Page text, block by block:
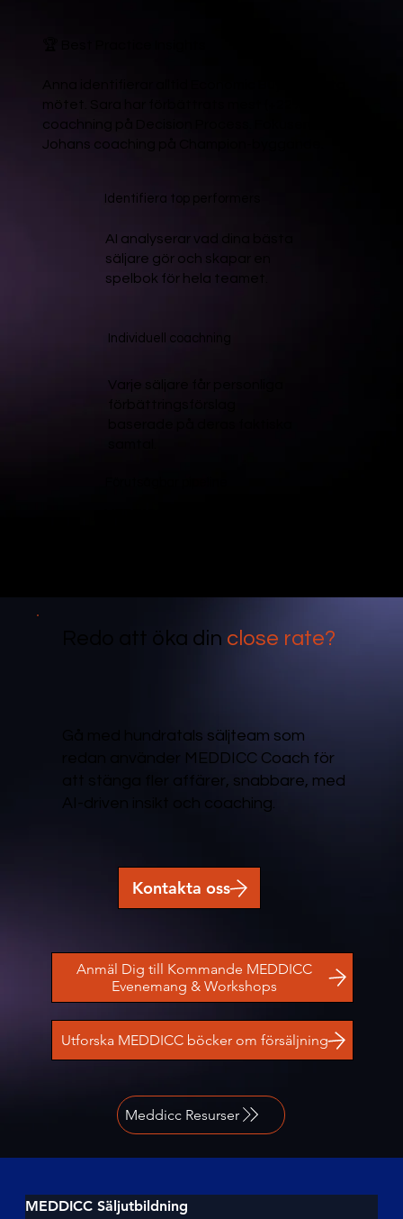
mötet. Sara har förbättrats mest (+22%) efter
coachning på Decision Process. Fokusera
Johans coaching på Champion-byggande.
Identifiera top performers
AI analyserar vad dina bästa
säljare gör och skapar en
spelbok för hela teamet.
Individuell coachning
Varje säljare får personliga
Redo att öka din close rate?
Gå med hundratals säljteam som
redan använder MEDDICC Coach för
att stänga fler affärer, snabbare, med
AI-driven insikt och coaching.
Kontakta oss
Anmäl Dig till Kommande MEDDICC
Evenemang & Workshops
Utforska MEDDICC böcker om försäljning
Meddicc Resurser
MEDDICC Säljutbildning